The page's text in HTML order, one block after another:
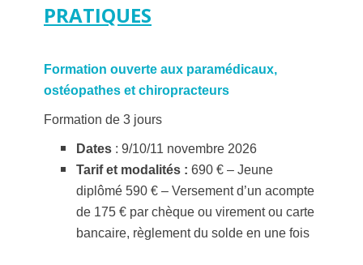
PRATIQUES
Formation ouverte aux paramédicaux,
ostéopathes et chiropracteurs
Formation de 3 jours
Dates : 9/10/11 novembre 2026
Tarif et modalités : 690 € – Jeune
diplômé 590 € – Versement d’un acompte
de 175 € par chèque ou virement ou carte
bancaire, règlement du solde en une fois